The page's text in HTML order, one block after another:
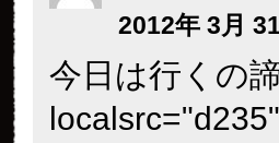
2012年 3月
今日は行くの